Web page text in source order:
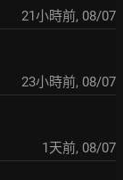
21小時前, 08/07
23小時前, 08/07
1天前, 08/07